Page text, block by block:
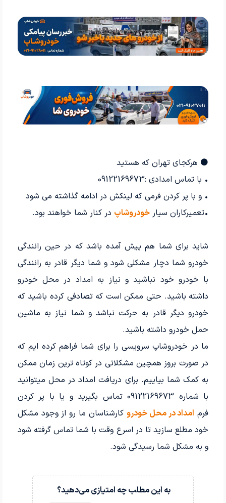
⚫ هرکجای تهران که هستید
• با تماس امدادی :09122169673
• و با پر کردن فرمی که لینکش در ادامه گذاشته می شود
•تعمیرکاران سیار خودروشاپ در کنار شما خواهند بود.
شاید برای شما هم پیش آمده باشد که در حین رانندگی
خودرو شما دچار مشکلی شود و شما دیگر قادر به رانندگی
با خودرو خود نباشید و نیاز به امداد در محل خودرو
داشته باشید. حتی ممکن است که تصادفی کرده باشید که
خودرو دیگر قادر به حرکت نباشد و شما نیاز به ماشین
حمل خودرو داشته باشید.
ما در خودروشاپ سرویسی را برای شما فراهم کرده ایم که
در صورت بروز همچین مشکلاتی در کوتاه ترین زمان ممکن
به کمک شما بیاییم. برای دریافت امداد در محل میتوانید
با شماره 09122169673 تماس بگیرید و یا با پر کردن
فرم امداد در محل خودرو کارشناسان ما رو از وجود مشکل
خود مطلع سازید تا در اسرع وقت با شما تماس گرفته شود
و به مشکل شما رسیدگی شود.
به این مطلب چه امتیازی می‌دهید؟